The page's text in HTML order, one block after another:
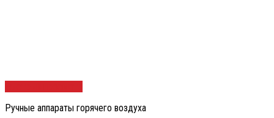
Ручные аппараты горячего воздуха